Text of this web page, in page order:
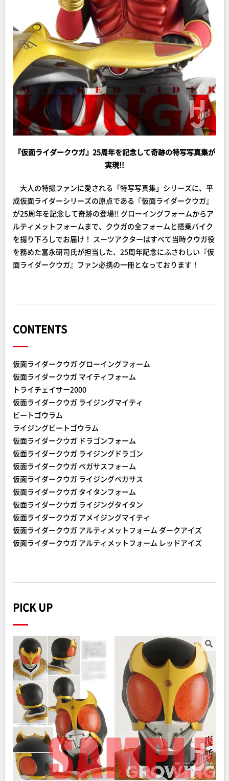
『仮面ライダークウガ』25周年を記念して奇跡の特写写真集が
実現!!
大人の特撮ファンに愛される「特写写真集」シリーズに、平
成仮面ライダーシリーズの原点である『仮面ライダークウガ』
が25周年を記念して奇跡の登場!! グローイングフォームからア
ルティメットフォームまで、クウガの全フォームと搭乗バイク
を撮り下ろしでお届け！ スーツアクターはすべて当時クウガ役
を務めた富永研司氏が担当した、25周年記念にふさわしい『仮
面ライダークウガ』ファン必携の一冊となっております！
CONTENTS
仮面ライダークウガ グローイングフォーム
仮面ライダークウガ マイティフォーム
トライチェイサー2000
仮面ライダークウガ ライジングマイティ
ビートゴウラム
ライジングビートゴウラム
仮面ライダークウガ ドラゴンフォーム
仮面ライダークウガ ライジングドラゴン
仮面ライダークウガ ペガサスフォーム
仮面ライダークウガ ライジングペガサス
仮面ライダークウガ タイタンフォーム
仮面ライダークウガ ライジングタイタン
仮面ライダークウガ アメイジングマイティ
仮面ライダークウガ アルティメットフォーム ダークアイズ
仮面ライダークウガ アルティメットフォーム レッドアイズ
PICK UP